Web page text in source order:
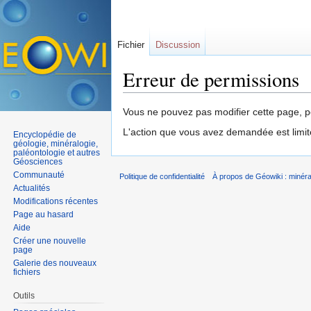
Erreur de permissions
Vous ne pouvez pas modifier cette page,
L'action que vous avez demandée est
Fichier Discussion
Encyclopédie de
géologie, minéralogie,
paléontologie et autres
Géosciences
Communauté
Actualités
Modifications récentes
Page au hasard
Aide
Créer une nouvelle
page
Galerie des nouveaux
fichiers
Outils
Politique de confidentialité À propos de Géowiki :